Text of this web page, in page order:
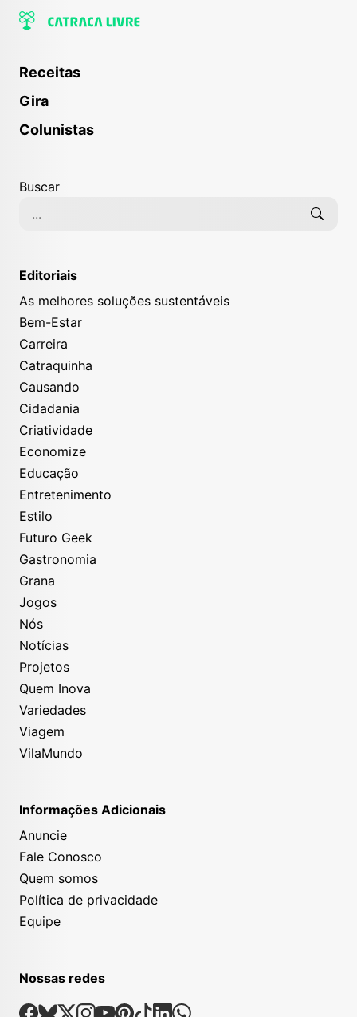
Receitas
Gira
Colunistas
Buscar
Editoriais
As melhores soluções sustentáveis
Bem-Estar
Carreira
Catraquinha
Causando
Cidadania
Criatividade
Economize
Educação
Entretenimento
Estilo
Futuro Geek
Gastronomia
Grana
Jogos
Nós
Notícias
Projetos
Quem Inova
Variedades
Viagem
VilaMundo
Informações Adicionais
Anuncie
Fale Conosco
Quem somos
Política de privacidade
Equipe
Nossas redes
Nossas Redes Sociais
Facebook
Bsky
X Instagram
Youtube
Pinterest
TiktokLinkedin
Whatsapp